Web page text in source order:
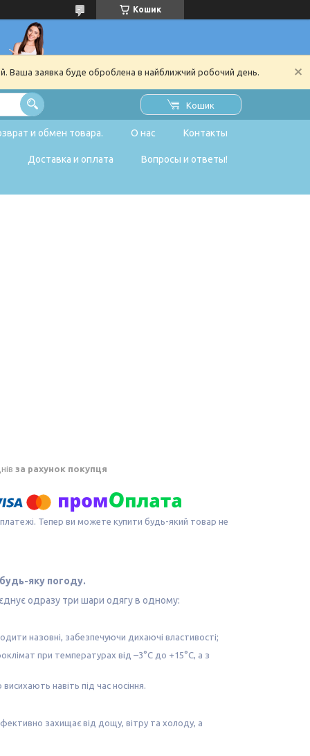
Кошик
Ваша заявка буде оброблена в найближчий робочий день.
Кошик
и обмен товара. О нас Контакты
Доставка и оплата Вопросы и ответы!
за рахунок покупця
платежі. Тепер ви можете купити будь-який товар не
яку погоду.
одразу три шари одягу в одному:
назовні, забезпечуючи дихаючі властивості;
при температурах від –3°C до +15°C, а з
навіть під час носіння.
захищає від дощу, вітру та холоду, а